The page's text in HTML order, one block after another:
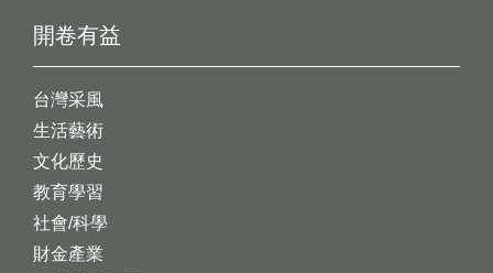
開卷有益
台灣采風
生活藝術
文化歷史
教育學習
社會/科學
財金產業